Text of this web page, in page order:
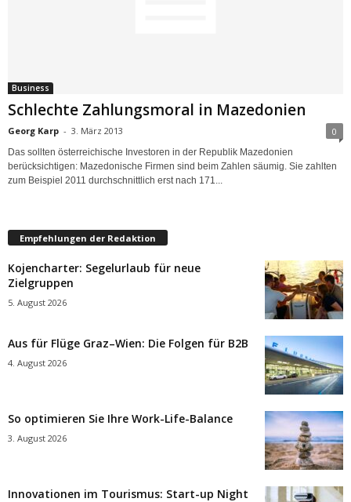
Business
Schlechte Zahlungsmoral in Mazedonien
Georg Karp - 3. März 2013 0
Das sollten österreichische Investoren in der Republik Mazedonien
berücksichtigen: Mazedonische Firmen sind beim Zahlen säumig. Sie zahlten
zum Beispiel 2011 durchschnittlich erst nach 171...
Empfehlungen der Redaktion
Kojencharter: Segelurlaub für neue
Zielgruppen
5. August 2026
Aus für Flüge Graz–Wien: Die Folgen für B2B
4. August 2026
So optimieren Sie Ihre Work-Life-Balance
3. August 2026
Innovationen im Tourismus: Start-up Night